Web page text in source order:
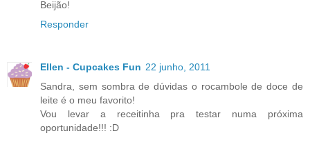
Beijão!
Responder
Ellen - Cupcakes Fun 22 junho, 2011
Sandra, sem sombra de dúvidas o rocambole de doce de
leite é o meu favorito!
Vou levar a receitinha pra testar numa próxima
oportunidade!!! :D